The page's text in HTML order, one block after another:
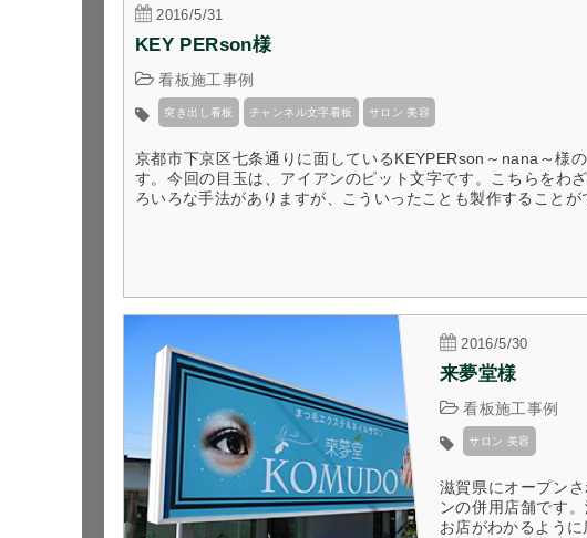
2016/5/31
KEY PERson様
看板施工事例
突き出し看板 チャンネル文字看板 サロン 美容
京都市下京区七条通りに面しているKEYPERson～nana～様
す。​今回の目玉は、アイアンのピット文字です。​こちらをわ
ろいろな手法がありますが、こういったことも製作することが
2016/5/30
来夢堂様
看板施工事例
サロン 美容
滋賀県にオープン
ンの併用店舗です
お店がわかるよう
のじ